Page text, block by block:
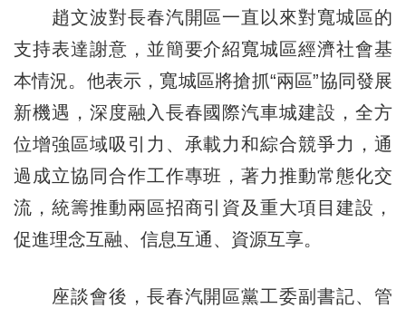
趙文波對長春汽開區一直以來對寬城區的
支持表達謝意，並簡要介紹寬城區經濟社會基
本情況。他表示，寬城區將搶抓“兩區”協同發展
新機遇，深度融入長春國際汽車城建設，全方
位增強區域吸引力、承載力和綜合競爭力，通
過成立協同合作工作專班，著力推動常態化交
流，統籌推動兩區招商引資及重大項目建設，
促進理念互融、信息互通、資源互享。
座談會後，長春汽開區黨工委副書記、管